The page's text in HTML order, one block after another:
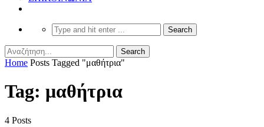
Home Posts Tagged "μαθήτρια"
Tag: μαθήτρια
4 Posts